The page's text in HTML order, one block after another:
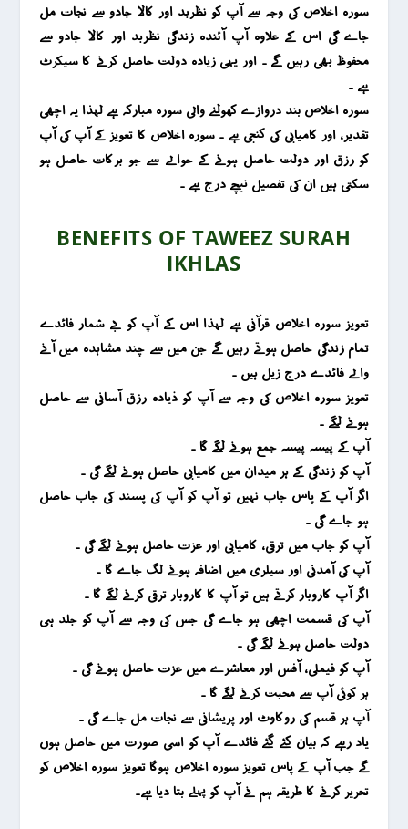
سورہ اخلاص کی وجہ سے آپ کو نظربد اور کالا جادو سے نجات مل
جاے گی اس کے علاوہ آپ آئندہ زندگی نظربد اور کالا جادو سے
محفوظ بھی رہیں گے ۔ اور یہی زیادہ دولت حاصل کرنے کا سیکرٹ
ہے ۔
سورہ اخلاص بند دروازے کھولنے والی سورہ مبارکہ ہے لہذا یہ اچھی
تقدیر ، اور کامیابی کی کنجی ہے ۔ سورہ اخلاص کا تعویز کے آپ کی آپ
کو رزق اور دولت حاصل ہونے کے حوالے سے جو برکات حاصل ہو
سکتی ہیں ان کی تفصیل نیچے درج ہے ۔
BENEFITS OF TAWEEZ SURAH
IKHLAS
تعویز سورہ اخلاص قرآنی ہے لہذا اس کے آپ کو بے شمار فائدے
تمام زندگی حاصل ہوتے رہیں گے جن میں سے چند مشاہدہ میں آنے
والے فائدے درج زیل ہیں ۔
تعویز سورہ اخلاص کی وجہ سے آپ کو ذیادہ رزق آسانی سے حاصل
ہونے لگے ۔
آپ کے پیسہ پیسہ جمع ہونے لگے گا ۔
آپ کو زندگی کے ہر میدان میں کامیابی حاصل ہونے لگے گی ۔
اگر آپ کے پاس جاب نہیں تو آپ کو آپ کی پسند کی جاب حاصل
ہو جاے گی ۔
آپ کو جاب میں ترقی ، کامیابی اور عزت حاصل ہونے لگے گی ۔
آپ کی آمدنی اور سیلری میں اضافہ ہونے لگ جاے گا ۔
اگر آپ کاروبار کرتے ہیں تو آپ کا کاروبار ترقی کرنے لگے گا ۔
آپ کی قسمت اچھی ہو جاے گی جس کی وجہ سے آپ کو جلد ہی
دولت حاصل ہونے لگے گی ۔
آپ کو فیملی ، آفس اور معاشرے میں عزت حاصل ہونے گی ۔
ہر کوئی آپ سے محبت کرنے لگے گا ۔
آپ ہر قسم کی روکاوٹ اور پریشانی سے نجات مل جاے گی ۔
یاد رہے کہ بیان کئے گئے فائدے آپ کو اسی صورت میں حاصل ہوں
گے جب آپ کے پاس تعویز سورہ اخلاص ہوگا تعویز سورہ اخلاص کو
تحریر کرنے کا طریقہ ہم نے آپ کو پہلے بتا دیا ہے۔